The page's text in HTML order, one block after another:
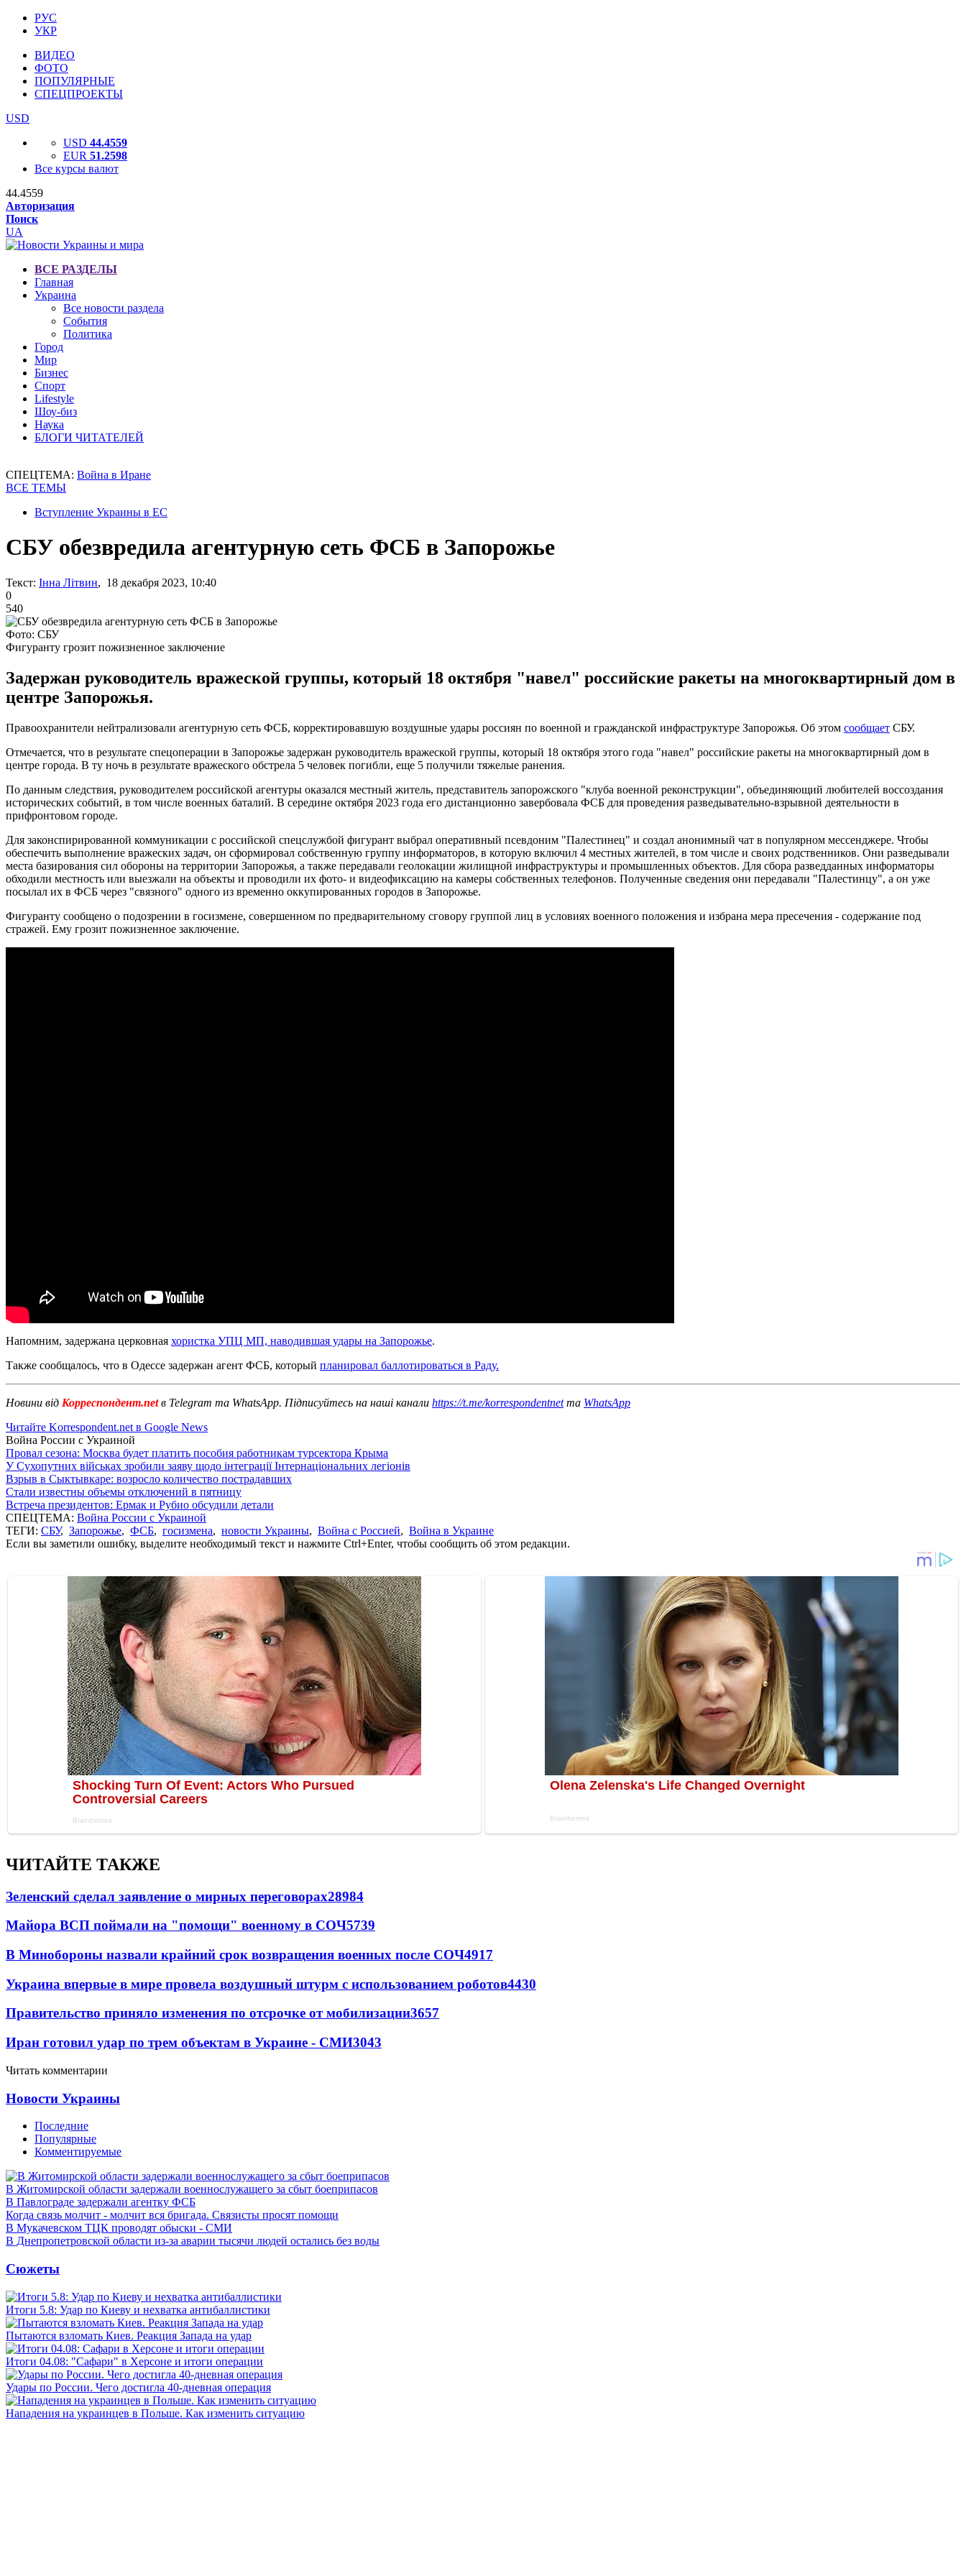
РУС
УКР
ВИДЕО
ФОТО
ПОПУЛЯРНЫЕ
СПЕЦПРОЕКТЫ
USD
USD 44.4559
EUR 51.2598
Все курсы валют
44.4559
Авторизация
Поиск
UA
ВСЕ РАЗДЕЛЫ
Главная
Украина
Все новости раздела
События
Политика
Город
Мир
Бизнес
Спорт
Lifestyle
Шоу-биз
Наука
БЛОГИ ЧИТАТЕЛЕЙ
СПЕЦТЕМА: Война в Иране
ВСЕ ТЕМЫ
Вступление Украины в ЕС
СБУ обезвредила агентурную сеть ФСБ в Запорожье
Текст: Інна Літвин, 18 декабря 2023, 10:40
0
540
Фото: СБУ
Фигуранту грозит пожизненное заключение
Задержан руководитель вражеской группы, который 18 октября "навел" российские ракеты на многоквартирный дом в
центре Запорожья.
Правоохранители нейтрализовали агентурную сеть ФСБ, корректировавшую воздушные удары россиян по военной и гражданской инфраструктуре Запорожья. Об этом сообщает СБУ.
Отмечается, что в результате спецоперации в Запорожье задержан руководитель вражеской группы, который 18 октября этого года "навел" российские ракеты на многоквартирный дом в
центре города. В ту ночь в результате вражеского обстрела 5 человек погибли, еще 5 получили тяжелые ранения.
По данным следствия, руководителем российской агентуры оказался местный житель, представитель запорожского "клуба военной реконструкции", объединяющий любителей воссоздания
исторических событий, в том числе военных баталий. В середине октября 2023 года его дистанционно завербовала ФСБ для проведения разведывательно-взрывной деятельности в
прифронтовом городе.
Для законспирированной коммуникации с российской спецслужбой фигурант выбрал оперативный псевдоним "Палестинец" и создал анонимный чат в популярном мессенджере. Чтобы
обеспечить выполнение вражеских задач, он сформировал собственную группу информаторов, в которую включил 4 местных жителей, в том числе и своих родственников. Они разведывали
места базирования сил обороны на территории Запорожья, а также передавали геолокации жилищной инфраструктуры и промышленных объектов. Для сбора разведданных информаторы
обходили местность или выезжали на объекты и проводили их фото- и видеофиксацию на камеры собственных телефонов. Полученные сведения они передавали "Палестинцу", а он уже
посылал их в ФСБ через "связного" одного из временно оккупированных городов в Запорожье.
Фигуранту сообщено о подозрении в госизмене, совершенном по предварительному сговору группой лиц в условиях военного положения и избрана мера пресечения - содержание под
стражей. Ему грозит пожизненное заключение.
Напомним, задержана церковная хористка УПЦ МП, наводившая удары на Запорожье.
Также сообщалось, что в Одессе задержан агент ФСБ, который планировал баллотироваться в Раду.
Новини від Корреспондент.netв Telegram та WhatsApp. Підписуйтесь на наші канали https://t.me/korrespondentnetта WhatsApp
Читайте Korrespondent.net в Google News
Война России с Украиной
Провал сезона: Москва будет платить пособия работникам турсектора Крыма
У Сухопутних військах зробили заяву щодо інтеграції Інтернаціональних легіонів
Взрыв в Сыктывкаре: возросло количество пострадавших
Стали известны объемы отключений в пятницу
Встреча президентов: Ермак и Рубио обсудили детали
СПЕЦТЕМА: Война России с Украиной
ТЕГИ: СБУ, Запорожье, ФСБ, госизмена, новости Украины, Война с Россией, Война в Украине
Если вы заметили ошибку, выделите необходимый текст и нажмите Ctrl+Enter, чтобы сообщить об этом редакции.
ЧИТАЙТЕ ТАКЖЕ
Зеленский сделал заявление о мирных переговорах28984
Майора ВСП поймали на "помощи" военному в СОЧ5739
В Минобороны назвали крайний срок возвращения военных после СОЧ4917
Украина впервые в мире провела воздушный штурм с использованием роботов4430
Правительство приняло изменения по отсрочке от мобилизации3657
Иран готовил удар по трем объектам в Украине - СМИ3043
Читать комментарии
Новости Украины
Последние
Популярные
Комментируемые
В Житомирской области задержали военнослужащего за сбыт боеприпасов
В Павлограде задержали агентку ФСБ
Когда связь молчит - молчит вся бригада. Связисты просят помощи
В Мукачевском ТЦК проводят обыски - СМИ
В Днепропетровской области из-за аварии тысячи людей остались без воды
Сюжеты
Итоги 5.8: Удар по Киеву и нехватка антибаллистики
Пытаются взломать Киев. Реакция Запада на удар
Итоги 04.08: "Сафари" в Херсоне и итоги операции
Удары по России. Чего достигла 40-дневная операция
Нападения на украинцев в Польше. Как изменить ситуацию